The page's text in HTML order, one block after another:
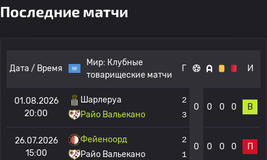
Последние матчи
Дата / Время
Мир: Клубные
товарищеские матчи
Г И
01.08.2026
20:00
Шарлеруа
Райо Вальекано
2
3
0 0 0 0 В
26.07.2026
15:00
Фейеноорд
Райо Вальекано
2
1
0 0 0 0 П